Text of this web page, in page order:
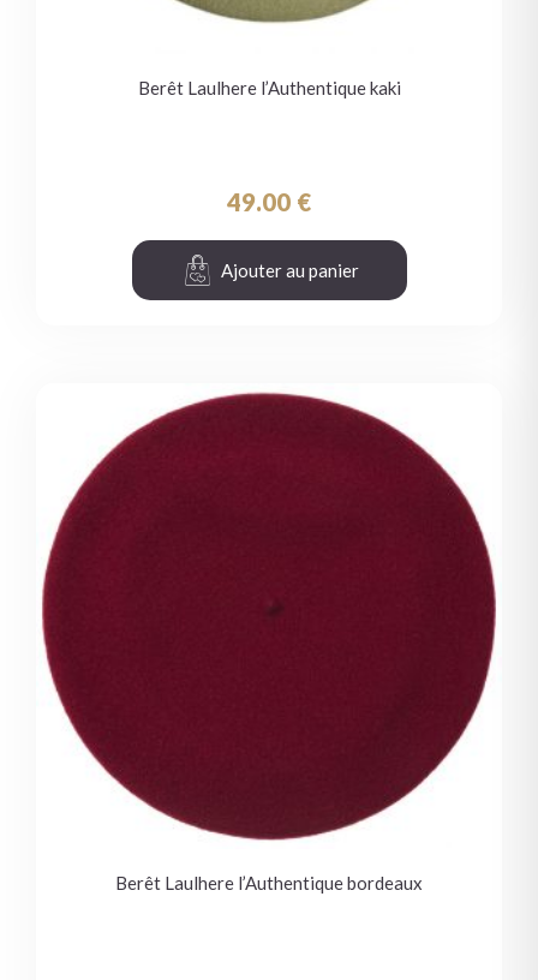
Berêt Laulhere l’Authentique kaki
49.00 €
Ajouter au panier
Berêt Laulhere l’Authentique bordeaux